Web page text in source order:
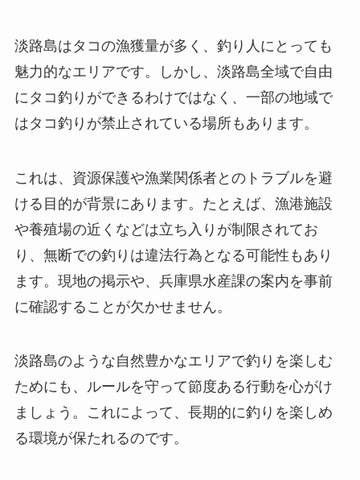
淡路島はタコの漁獲量が多く、釣り人にとっても
魅力的なエリアです。しかし、淡路島全域で自由
にタコ釣りができるわけではなく、一部の地域で
はタコ釣りが禁止されている場所もあります。
これは、資源保護や漁業関係者とのトラブルを避
ける目的が背景にあります。たとえば、漁港施設
や養殖場の近くなどは立ち入りが制限されてお
り、無断での釣りは違法行為となる可能性もあり
ます。現地の掲示や、兵庫県水産課の案内を事前
に確認することが欠かせません。
淡路島のような自然豊かなエリアで釣りを楽しむ
ためにも、ルールを守って節度ある行動を心がけ
ましょう。これによって、長期的に釣りを楽しめ
る環境が保たれるのです。